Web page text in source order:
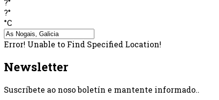
?°
?°
°C
Error! Unable to Find Specified Location!
Newsletter
Suscríbete ao noso boletín e mantente informado..